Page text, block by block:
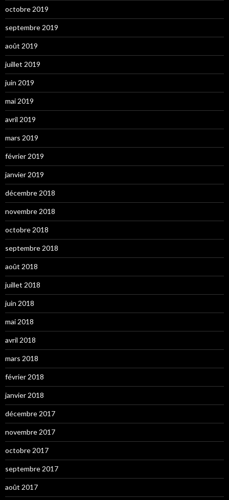
octobre 2019
septembre 2019
août 2019
juillet 2019
juin 2019
mai 2019
avril 2019
mars 2019
février 2019
janvier 2019
décembre 2018
novembre 2018
octobre 2018
septembre 2018
août 2018
juillet 2018
juin 2018
mai 2018
avril 2018
mars 2018
février 2018
janvier 2018
décembre 2017
novembre 2017
octobre 2017
septembre 2017
août 2017